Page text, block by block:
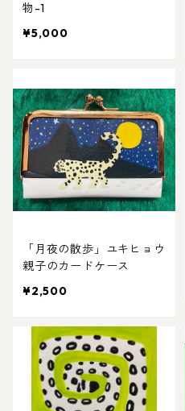
物-1
¥5,000
「月夜の散歩」ユキヒョウ
親子のカードケース
¥2,500